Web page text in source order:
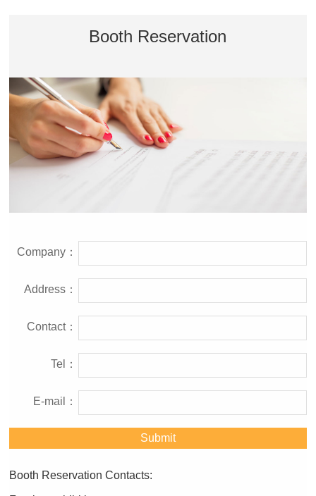
Booth Reservation
Company：
Address：
Contact：
Tel：
E-mail：
Booth Reservation Contacts: